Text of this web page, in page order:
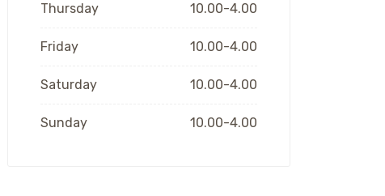
Thursday 10.00-4.00
Friday 10.00-4.00
Saturday 10.00-4.00
Sunday 10.00-4.00